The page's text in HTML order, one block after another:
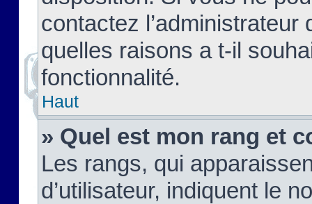
contactez
quelles raisons a t-il
fonctionnalité.
Haut
» Quel est mon rang et
Les rangs, qui
d’utilisateur, indiquent le